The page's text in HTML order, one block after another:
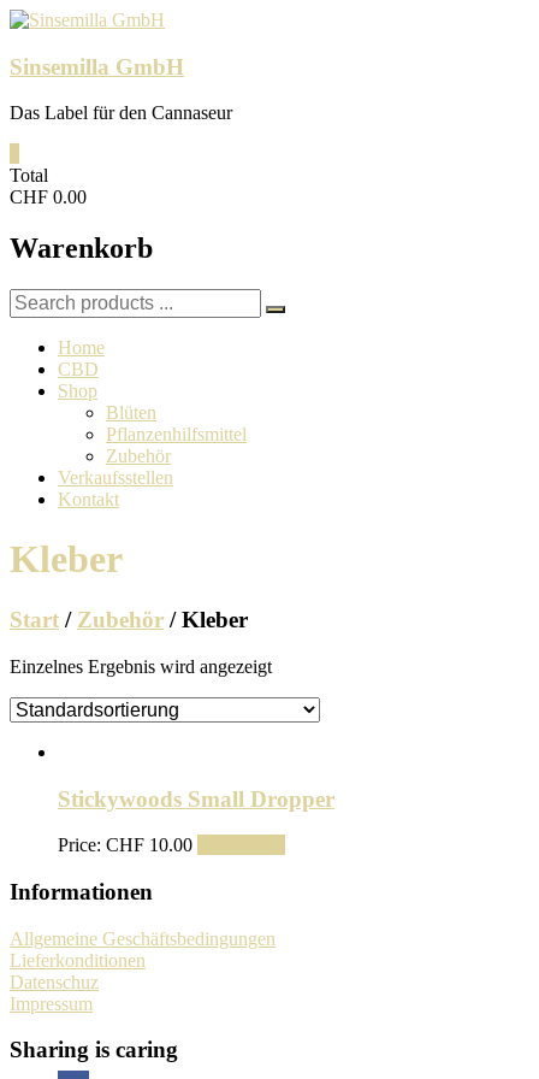
Skip
content
Sinsemilla GmbH
Das Label für den Cannaseur
Total
CHF 0.00
Warenkorb
Search
for:
Home
CBD
Shop
Blüten
Pflanzenhilfsmittel
Zubehör
Verkaufsstellen
Kontakt
Kleber
Start / Zubehör / Kleber
Einzelnes Ergebnis wird angezeigt
Stickywoods Small Dropper
Price: CHF 10.00
Informationen
Allgemeine Geschäftsbedingungen
Lieferkonditionen
Datenschuz
Impressum
Sharing is caring